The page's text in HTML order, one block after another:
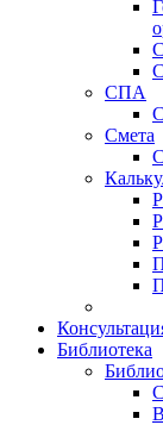
СПА
Смета
Библиотека